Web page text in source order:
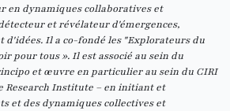
en dynamiques collaboratives et
et révélateur d'émergences,
d'idées. Il a co-fondé les "Explorateurs du
pour tous ». Il est associé au sein du
et œuvre en particulier au sein du CIRI
Research Institute – en initiant et
et des dynamiques collectives et